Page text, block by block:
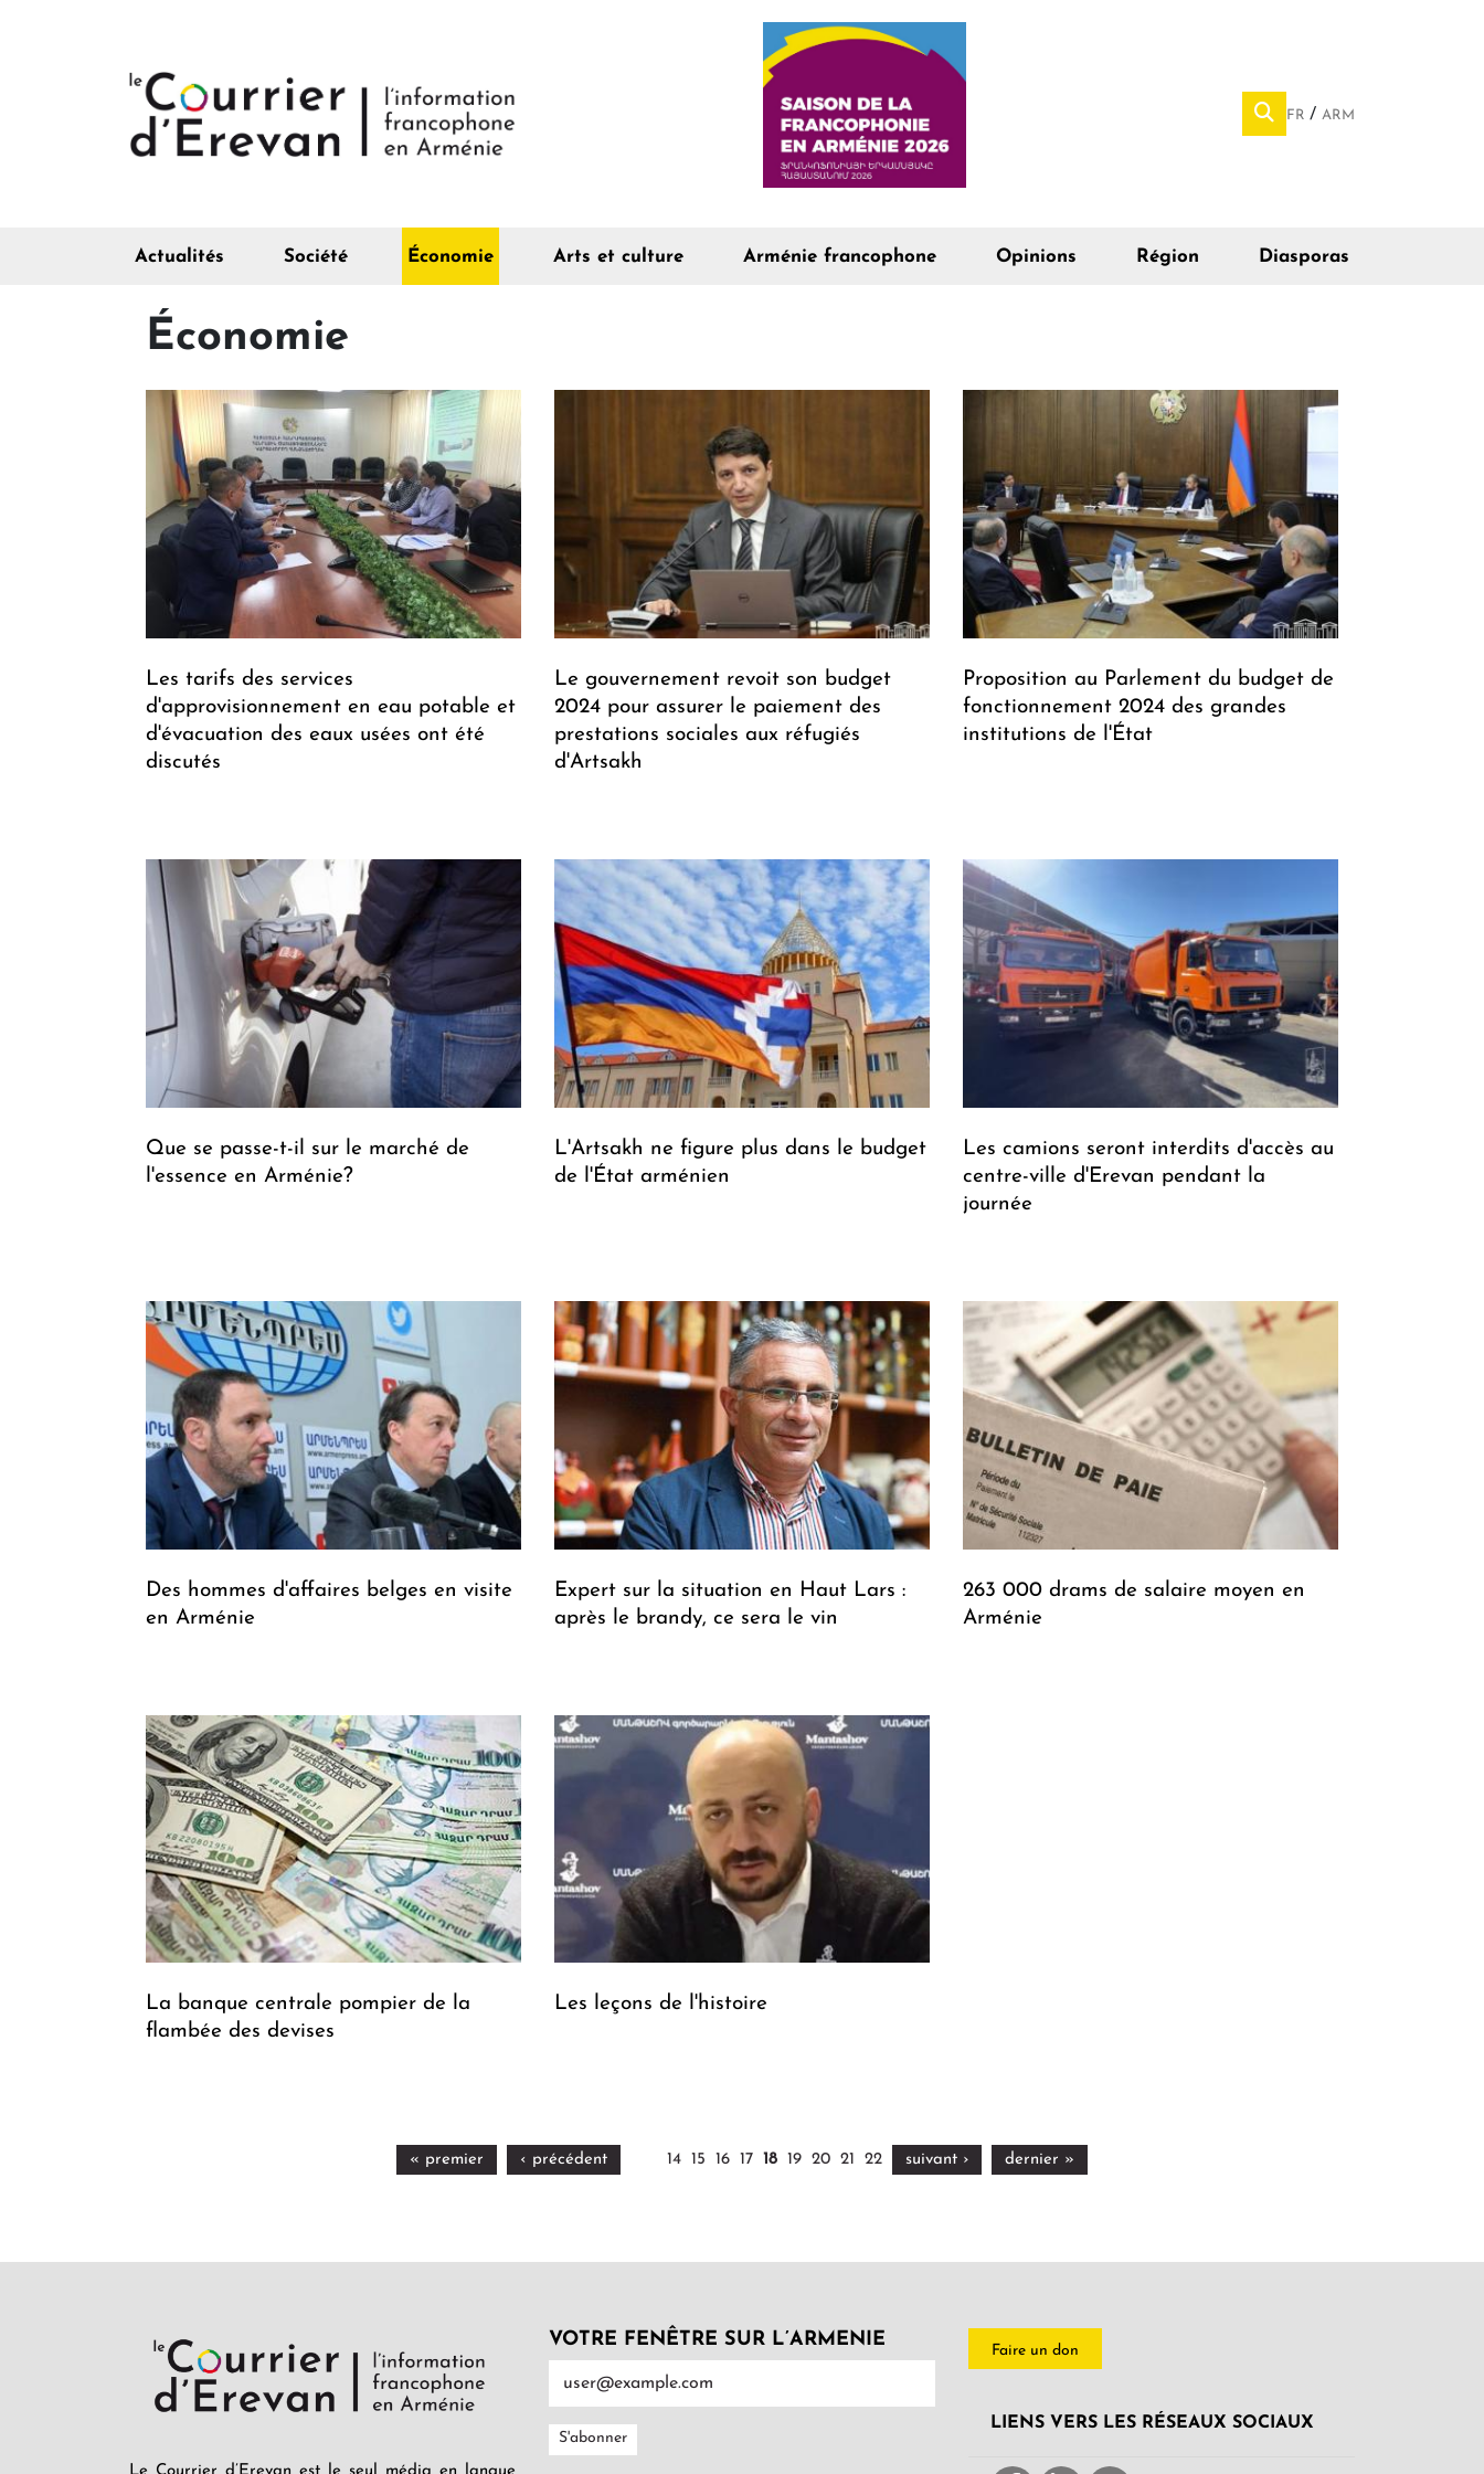
FR ARM
Actualités Société Économie Arts et culture Arménie francophone Opinions Région Diasporas
Économie
Les tarifs des services
d'approvisionnement en eau potable et
d'évacuation des eaux usées ont été
discutés
Le gouvernement revoit son budget
2024 pour assurer le paiement des
prestations sociales aux réfugiés
d'Artsakh
Proposition au Parlement du budget de
fonctionnement 2024 des grandes
institutions de l'État
Que se passe-t-il sur le marché de
l'essence en Arménie?
L'Artsakh ne figure plus dans le budget
de l'État arménien
Les camions seront interdits d'accès au
centre-ville d'Erevan pendant la
journée
Des hommes d'affaires belges en visite
en Arménie
Expert sur la situation en Haut Lars :
après le brandy, ce sera le vin
263 000 drams de salaire moyen en
Arménie
La banque centrale pompier de la
flambée des devises
Les leçons de l'histoire
« premier ‹ précédent 14 15 16 17 18 19 20 21 22 suivant › dernier »
VOTRE FENÊTRE SUR L’ARMENIE
Faire un don
LIENS VERS LES RÉSEAUX SOCIAUX